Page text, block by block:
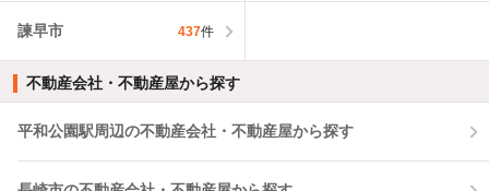
諫早市 437件
不動産会社・不動産屋から探す
平和公園駅周辺の不動産会社・不動産屋から探す